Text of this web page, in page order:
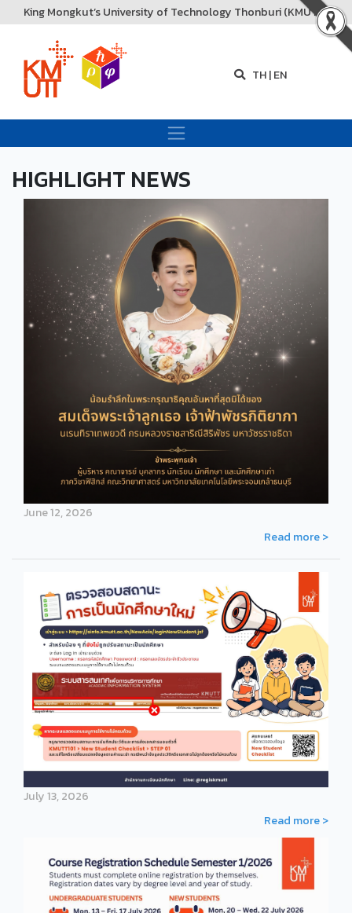
King Mongkut’s University of Technology Thonburi (KMUTT)
TH|EN
HIGHLIGHT NEWS
June 12, 2026
Read more >
July 13, 2026
Read more >